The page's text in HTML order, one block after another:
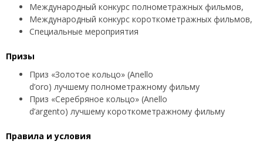
Международный конкурс полнометражных фильмов,
Международный конкурс короткометражных фильмов,
Специальные мероприятия
Призы
Приз «Золотое кольцо» (Anello
d’oro) лучшему полнометражному фильму
Приз «Серебряное кольцо» (Anello
d’argento) лучшему короткометражному фильму
Правила и условия